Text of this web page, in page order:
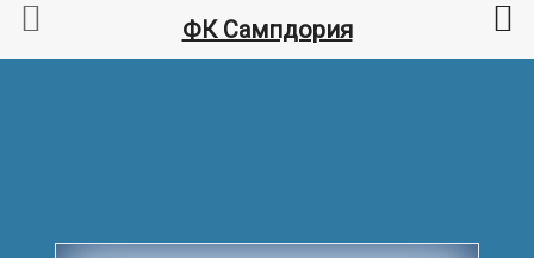
ФК Сампдория